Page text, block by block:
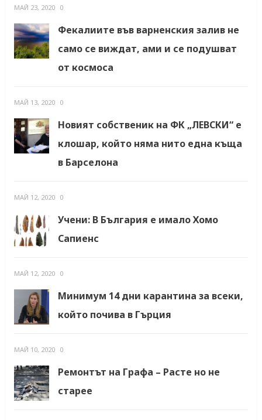
МАЙ 23, 2020 0
Фекалиите във варненския залив не
само се виждат, ами и се подушват
от космоса
МАЙ 13, 2020 0
Новият собственик на ФК „ЛЕВСКИ“ е
клошар, който няма нито една къща
в Барселона
МАЙ 12, 2020 0
Учени: В България е имало Хомо
Сапиенс
МАЙ 12, 2020 0
Минимум 14 дни карантина за всеки,
който почива в Гърция
МАЙ 10, 2020 0
Ремонтът на Графа – Расте но не
старее